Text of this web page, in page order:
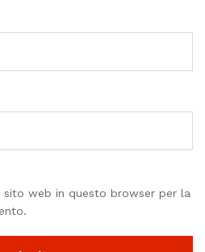
sito web in questo browser per la